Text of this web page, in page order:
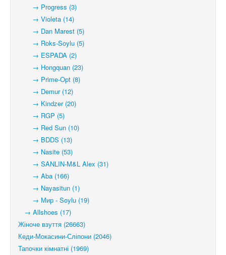
→ Progress (3)
→ Violeta (14)
→ Dan Marest (5)
→ Roks-Soylu (5)
→ ESPADA (2)
→ Hongquan (23)
→ Prime-Opt (8)
→ Demur (12)
→ Kindzer (20)
→ RGP (5)
→ Red Sun (10)
→ BDDS (13)
→ Nasite (53)
→ SANLIN-M&L Alex (31)
→ Aba (166)
→ Nayasitun (1)
→ Мир - Soylu (19)
→ Allshoes (17)
Жіноче взуття (26663)
Кеди-Мокасини-Сліпони (2046)
Тапочки кімнатні (1969)